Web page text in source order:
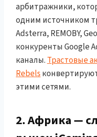
арбитражники,
одним источником
Adsterra, REMOBY,
конкуренты Google
каналы. Трастовые
Rebels
этими сетями.
2. Африка —